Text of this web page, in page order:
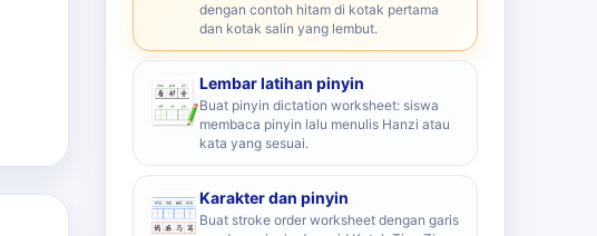
dengan contoh hitam di kotak pertama
dan kotak salin yang lembut.
Lembar latihan pinyin
Buat pinyin dictation worksheet: siswa
membaca pinyin lalu menulis Hanzi atau
kata yang sesuai.
Karakter dan pinyin
Buat stroke order worksheet dengan garis